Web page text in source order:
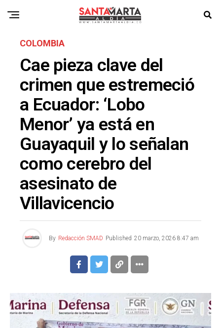
COLOMBIA
Cae pieza clave del
crimen que estremeció
a Ecuador: ‘Lobo
Menor’ ya está en
Guayaquil y lo señalan
como cerebro del
asesinato de
Villavicencio
By Redacción SMAD Published 20 marzo, 2026 8:47 am